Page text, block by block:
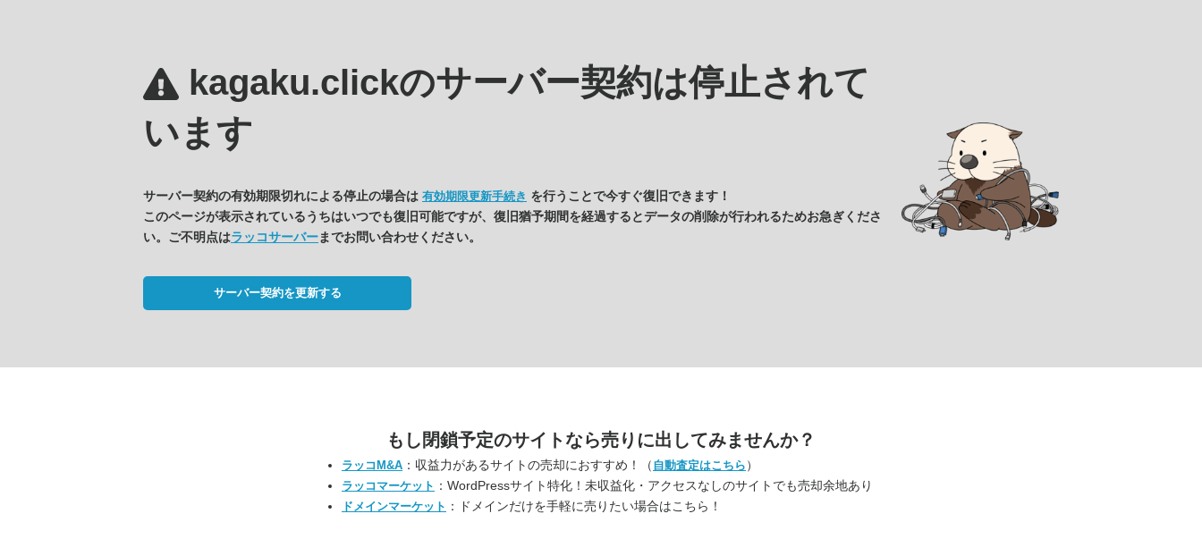
kagaku.clickのサーバー契約は停止されて
います
サーバー契約の有効期限切れによる停止の場合は 有効期限更新手続き を行うことで今すぐ復旧できます！
このページが表示されているうちはいつでも復旧可能ですが、復旧猶予期間を経過するとデータの削除が行われるためお急ぎくださ
い。ご不明点はラッコサーバーまでお問い合わせください。
サーバー契約を更新する
もし閉鎖予定のサイトなら売りに出してみませんか？
ラッコM&A ：収益力があるサイトの売却におすすめ！（ 自動査定はこちら ）
ラッコマーケット ：WordPressサイト特化！未収益化・アクセスなしのサイトでも売却余地あり
ドメインマーケット ：ドメインだけを手軽に売りたい場合はこちら！